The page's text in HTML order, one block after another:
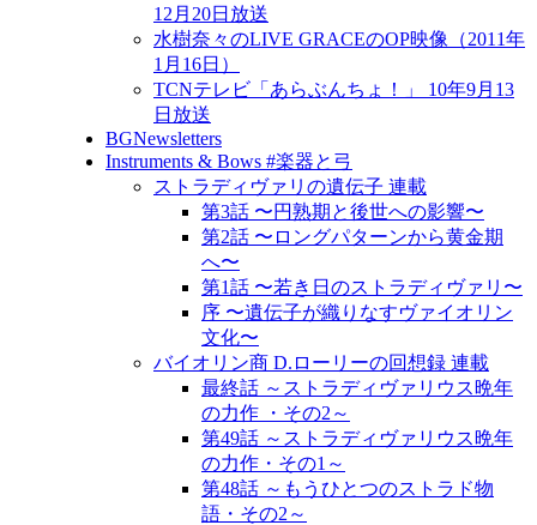
12月20日放送
水樹奈々のLIVE GRACEのOP映像（2011年
1月16日）
TCNテレビ「あらぶんちょ！」 10年9月13
日放送
BGNewsletters
Instruments & Bows #楽器と弓
ストラディヴァリの遺伝子 連載
第3話 〜円熟期と後世への影響〜
第2話 〜ロングパターンから黄金期
へ〜
第1話 〜若き日のストラディヴァリ〜
序 〜遺伝子が織りなすヴァイオリン
文化〜
バイオリン商 D.ローリーの回想録 連載
最終話 ～ストラディヴァリウス晩年
の力作 ・その2～
第49話 ～ストラディヴァリウス晩年
の力作・その1～
第48話 ～もうひとつのストラド物
語・その2～